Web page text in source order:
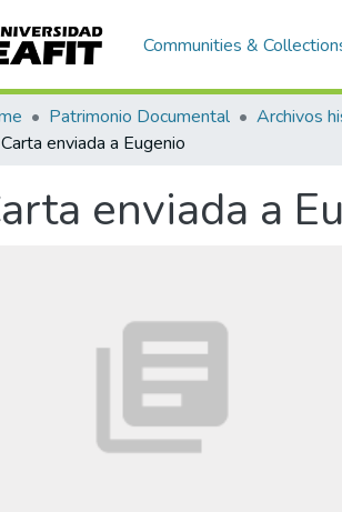
Communities &
Patrimonio Documental Archivos
Carta enviada a Eugenio
enviada a